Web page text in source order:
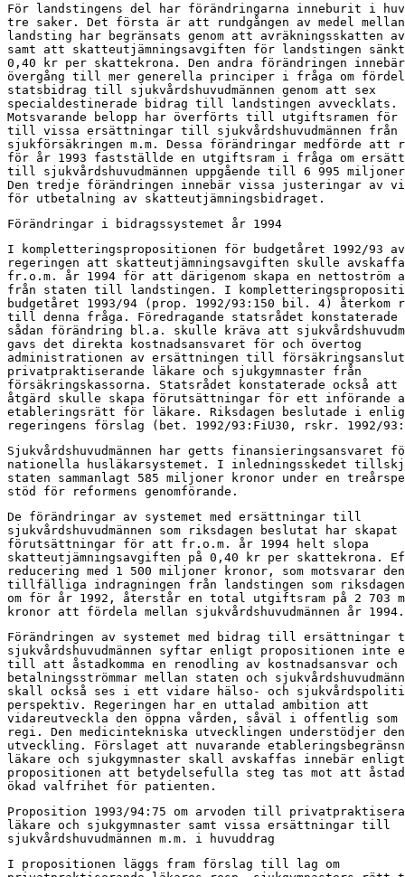
För landstingens del har förändringarna inneburit i
tre saker. Det första är att rundgången av medel
landsting har begränsats genom att avräkningsskatten
samt att skatteutjämningsavgiften för landstingen
0,40 kr per skattekrona. Den andra förändringen
övergång till mer generella principer i fråga om
statsbidrag till sjukvårdshuvudmännen genom att sex
specialdestinerade bidrag till landstingen avvecklats.
Motsvarande belopp har överförts till utgiftsramen för
till vissa ersättningar till sjukvårdshuvudmännen från
sjukförsäkringen m.m. Dessa förändringar medförde att
för år 1993 fastställde en utgiftsram i fråga om
till sjukvårdshuvudmännen uppgående till 6 995
Den tredje förändringen innebär vissa justeringar av
för utbetalning av skatteutjämningsbidraget.
Förändringar i bidragssystemet år 1994
I kompletteringspropositionen för budgetåret 1992/93
regeringen att skatteutjämningsavgiften skulle
fr.o.m. år 1994 för att därigenom skapa en nettoström
från staten till landstingen. I
budgetåret 1993/94 (prop. 1992/93:150 bil. 4) återkom
till denna fråga. Föredragande statsrådet
sådan förändring bl.a. skulle kräva att
gavs det direkta kostnadsansvaret för och övertog
administrationen av ersättningen till
privatpraktiserande läkare och sjukgymnaster från
försäkringskassorna. Statsrådet konstaterade också att
åtgärd skulle skapa förutsättningar för ett införande
etableringsrätt för läkare. Riksdagen beslutade i
regeringens förslag (bet. 1992/93:FiU30, rskr. 1992/
Sjukvårdshuvudmännen har getts finansieringsansvaret
nationella husläkarsystemet. I inledningsskedet
staten sammanlagt 585 miljoner kronor under en
stöd för reformens genomförande.
De förändringar av systemet med ersättningar till
sjukvårdshuvudmännen som riksdagen beslutat har skapat
förutsättningar för att fr.o.m. år 1994 helt slopa
skatteutjämningsavgiften på 0,40 kr per skattekrona.
reducering med 1 500 miljoner kronor, som motsvarar den
tillfälliga indragningen från landstingen som
om för år 1992, återstår en total utgiftsram på 2 703
kronor att fördela mellan sjukvårdshuvudmännen år 1994.
Förändringen av systemet med bidrag till
sjukvårdshuvudmännen syftar enligt propositionen inte
till att åstadkomma en renodling av kostnadsansvar och
betalningsströmmar mellan staten och
skall också ses i ett vidare hälso- och
perspektiv. Regeringen har en uttalad ambition att
vidareutveckla den öppna vården, såväl i offentlig
regi. Den medicintekniska utvecklingen understödjer
utveckling. Förslaget att nuvarande
läkare och sjukgymnaster skall avskaffas innebär enligt
propositionen att betydelsefulla steg tas mot att
ökad valfrihet för patienten.
Proposition 1993/94:75 om arvoden till
läkare och sjukgymnaster samt vissa ersättningar till
sjukvårdshuvudmännen m.m. i huvuddrag
I propositionen läggs fram förslag till lag om